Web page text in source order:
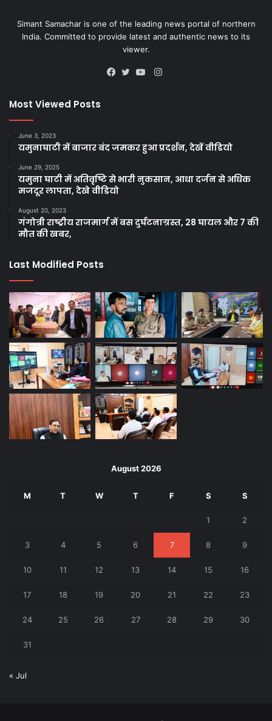
Simant Samachar is one of the leading news portal of northern
India. Committed to provide latest and authentic news to its
viewer.
Instagram
Most Viewed Posts
June 3, 2023
यमुनाघाटी में बाजार बंद जमकर हुआ प्रदर्शन, देखें वीडियो
June 29, 2025
यमुना घाटी में अतिवृष्टि से भारी नुकसान, आधा दर्जन से अधिक
मजदूर लापता, देखे वीडियो
August 20, 2023
गंगोत्री राष्ट्रीय राजमार्ग में बस दुर्घटनाग्रस्त, 28 घायल और 7 की
मौत की खबर,
Last Modified Posts
August 2026
M T W T F S S
1 2
3 4 5 6 7 8 9
10 11 12 13 14 15 16
17 18 19 20 21 22 23
24 25 26 27 28 29 30
31
« Jul